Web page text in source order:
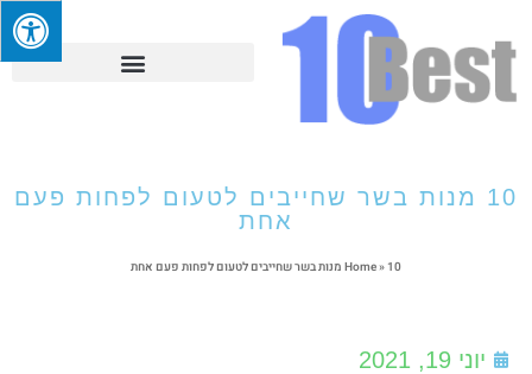
10 מנות בשר שחייבים לטעום לפחות פעם
אחת
Home» 10 מנות בשר שחייבים לטעום לפחות פעם אחת
יוני 19, 2021